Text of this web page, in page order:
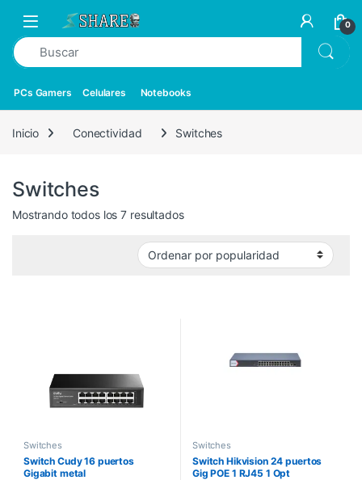
0
PCs Gamers Celulares Notebooks
Inicio Conectividad Switches
Switches
Mostrando todos los 7 resultados
Switches
Switch Cudy 16 puertos
Gigabit metal
Switches
Switch Hikvision 24 puertos
Gig POE 1 RJ45 1 Opt